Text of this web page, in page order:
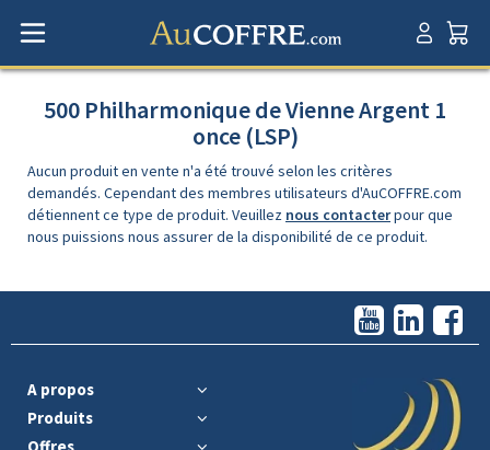
500 Philharmonique de Vienne Argent 1
once (LSP)
Aucun produit en vente n'a été trouvé selon les critères
demandés. Cependant des membres utilisateurs d'AuCOFFRE.com
détiennent ce type de produit. Veuillez nous contacterpour que
nous puissions nous assurer de la disponibilité de ce produit.
A propos
Produits
Offres